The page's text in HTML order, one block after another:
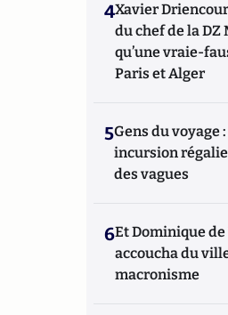
4Xavier
du chef de la DZ
qu’une vraie-
Paris et Alger
5Gens du voyage
incursion
des vagues
6Et Dominique
accoucha du
macronisme